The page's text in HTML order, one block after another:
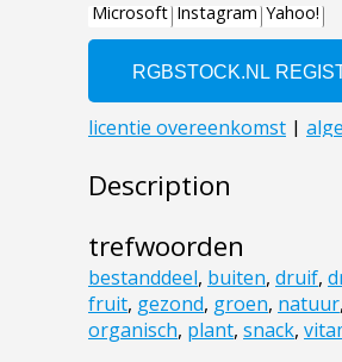
Description
trefwoorden
bestanddeel, buiten, druif,
fruit, gezond, groen, natuur,
organisch, plant, snack,